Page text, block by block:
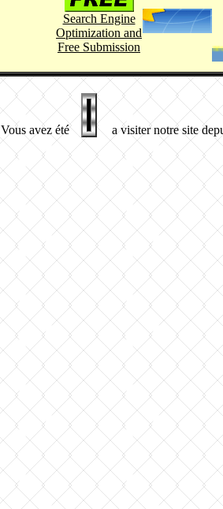
Search Engine
Optimization and
Free Submission
Vous avez été a visiter notre site